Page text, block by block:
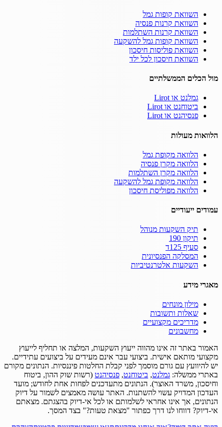
השוואת קופות גמל
השוואת קרנות פנסיה
השוואת קרנות השתלמות
השוואת קופות גמל להשקעה
השוואת פוליסות חיסכון
השוואת חיסכון לכל ילד
מול הכלים הממשלתיים
גמלנט או Lirot
ביטוחנט או Lirot
פנסיהנט או Lirot
הלוואות מעולות
הלוואה מקופת גמל
הלוואה מקרן פנסיה
הלוואה מקרן השתלמות
הלוואה מקופת גמל להשקעה
הלוואה מפוליסת חיסכון
עמודים ייעודיים
תיק השקעות מנוהל
תיקון 190
סעיף 125ד
המסלקה הפנסיונית
השקעות אלטרנטיביות
מאגרי מידע
מילון מונחים
שאלות ותשובות
מדריכים מקצועיים
מחשבונים
האמור באתר זה אינו מהווה ייעוץ השקעות, המלצה או תחליף לייעוץ
מקצועי מותאם אישית. ביצועי עבר אינם מעידים על ביצועים עתידיים.
יש להיוועץ עם גורם מוסמך לפני קבלת החלטות פיננסיות. הנתונים מקורם
באתרי ממשלה: גמלנט, ביטוחנט, פנסיהנט (רשות שוק ההון, ביטוח
וחיסכון, משרד האוצר). הנתונים מתעדכנים לפחות אחת לחודש; מועד
העדכון המדויק עשוי להשתנות. האתר עושה מאמצים לשמור על דיוק
הנתונים, אך אינו אחראי לשלמותם או לכל אי-דיוק בהצגתם. מצאתם
אי-דיוק? דווחו לנו דרך כפתור "מצאת טעות?" בצד המסך.